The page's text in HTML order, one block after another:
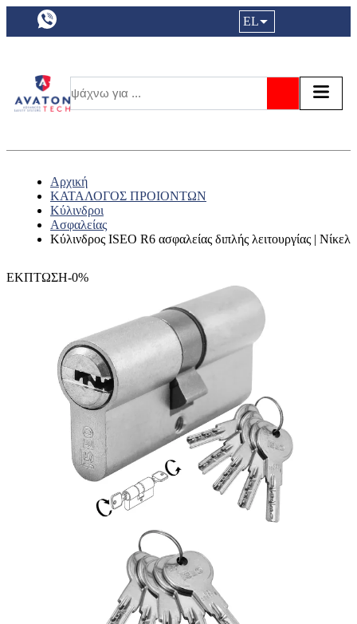
a11y.languageSelection:
EL
Αρχική
ΚΑΤΑΛΟΓΟΣ ΠΡΟΙΟΝΤΩΝ
Κύλινδροι
Ασφαλείας
Κύλινδρος ISEO R6 ασφαλείας διπλής λειτουργίας | Νίκελ
ΕΚΠΤΩΣΗ-0%